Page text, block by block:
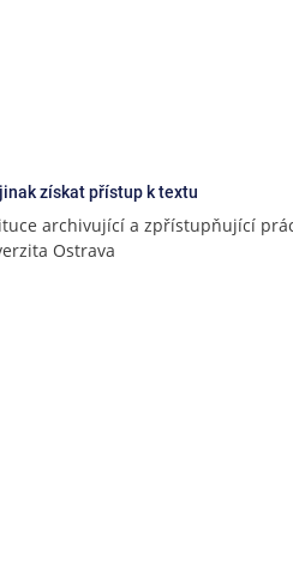
získat přístup k textu
archivující a zpřístupňující
Ostrava